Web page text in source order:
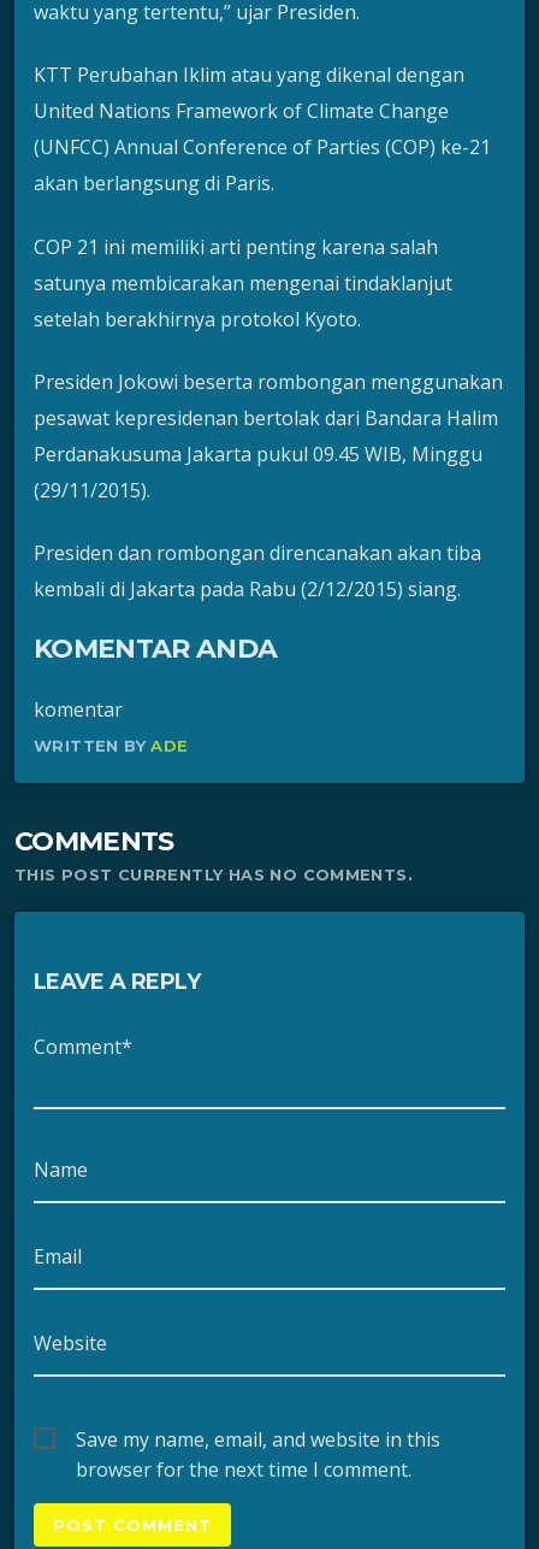
waktu yang tertentu,” ujar Presiden.
KTT Perubahan Iklim atau yang dikenal dengan
United Nations Framework of Climate Change
(UNFCC) Annual Conference of Parties (COP) ke-21
akan berlangsung di Paris.
COP 21 ini memiliki arti penting karena salah
satunya membicarakan mengenai tindaklanjut
setelah berakhirnya protokol Kyoto.
Presiden Jokowi beserta rombongan menggunakan
pesawat kepresidenan bertolak dari Bandara Halim
Perdanakusuma Jakarta pukul 09.45 WIB, Minggu
(29/11/2015).
Presiden dan rombongan direncanakan akan tiba
kembali di Jakarta pada Rabu (2/12/2015) siang.
KOMENTAR ANDA
komentar
WRITTEN BYADE
COMMENTS
THIS POST CURRENTLY HAS NO COMMENTS.
LEAVE A REPLY
Comment*
Name
Email
Website
Save my name, email, and website in this
browser for the next time I comment.